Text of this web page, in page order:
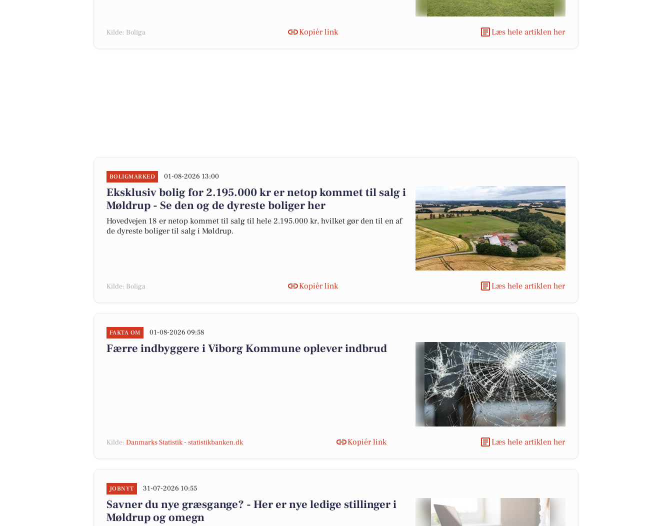
Kilde: Boliga Kopiér link Læs hele artiklen her
BOLIGMARKED 01-08-2026 13:00
Eksklusiv bolig for 2.195.000 kr er netop kommet til salg i
Møldrup - Se den og de dyreste boliger her
Hovedvejen 18 er netop kommet til salg til hele 2.195.000 kr, hvilket gør den til en af
de dyreste boliger til salg i Møldrup.
Kilde: Boliga Kopiér link Læs hele artiklen her
FAKTA OM 01-08-2026 09:58
Færre indbyggere i Viborg Kommune oplever indbrud
Kilde: Danmarks Statistik - statistikbanken.dk Kopiér link Læs hele artiklen her
JOBNYT 31-07-2026 10:55
Savner du nye græsgange? - Her er nye ledige stillinger i
Møldrup og omegn